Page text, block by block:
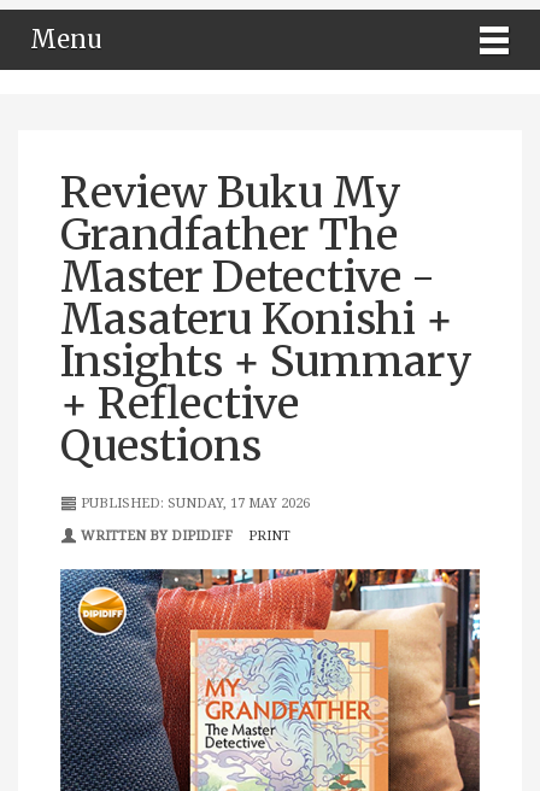
Menu
Review Buku My
Grandfather The
Master Detective -
Masateru Konishi +
Insights + Summary
+ Reflective
Questions
PUBLISHED: SUNDAY, 17 MAY 2026
WRITTEN BY DIPIDIFF
PRINT